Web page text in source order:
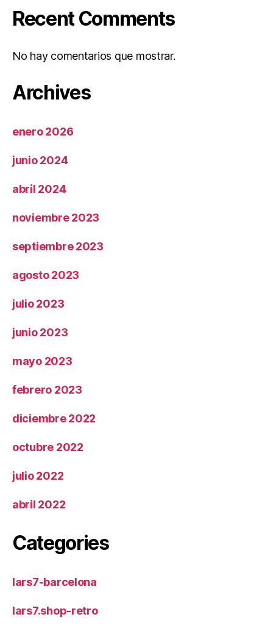
Recent Comments
No hay comentarios que mostrar.
Archives
enero 2026
junio 2024
abril 2024
noviembre 2023
septiembre 2023
agosto 2023
julio 2023
junio 2023
mayo 2023
febrero 2023
diciembre 2022
octubre 2022
julio 2022
abril 2022
Categories
lars7-barcelona
lars7.shop-retro